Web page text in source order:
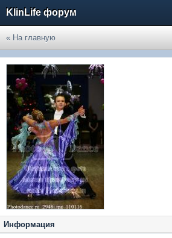
KlinLife форум
« На главную
Информация